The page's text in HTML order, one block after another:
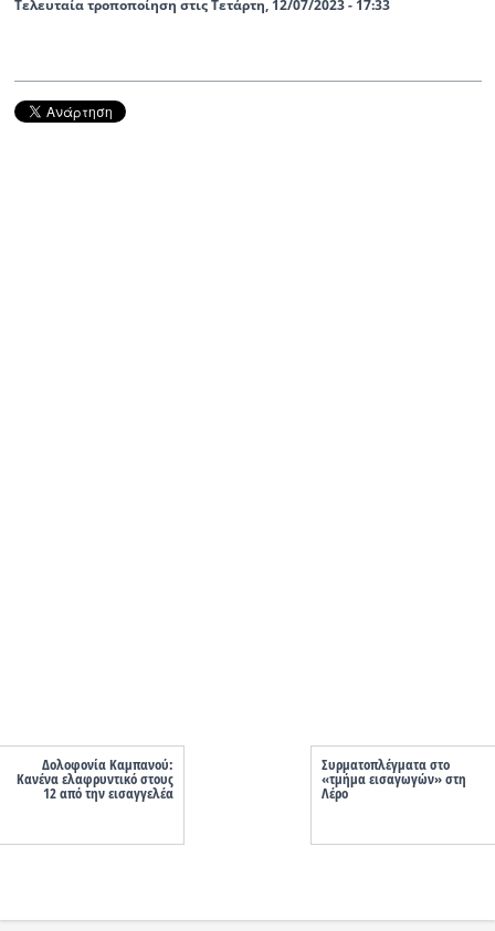
Τελευταία τροποποίηση στις Τετάρτη, 12/07/2023 - 17:33
Δολοφονία Καμπανού:
Κανένα ελαφρυντικό στους
12 από την εισαγγελέα
Συρματοπλέγματα στο
«τμήμα εισαγωγών» στη
Λέρο